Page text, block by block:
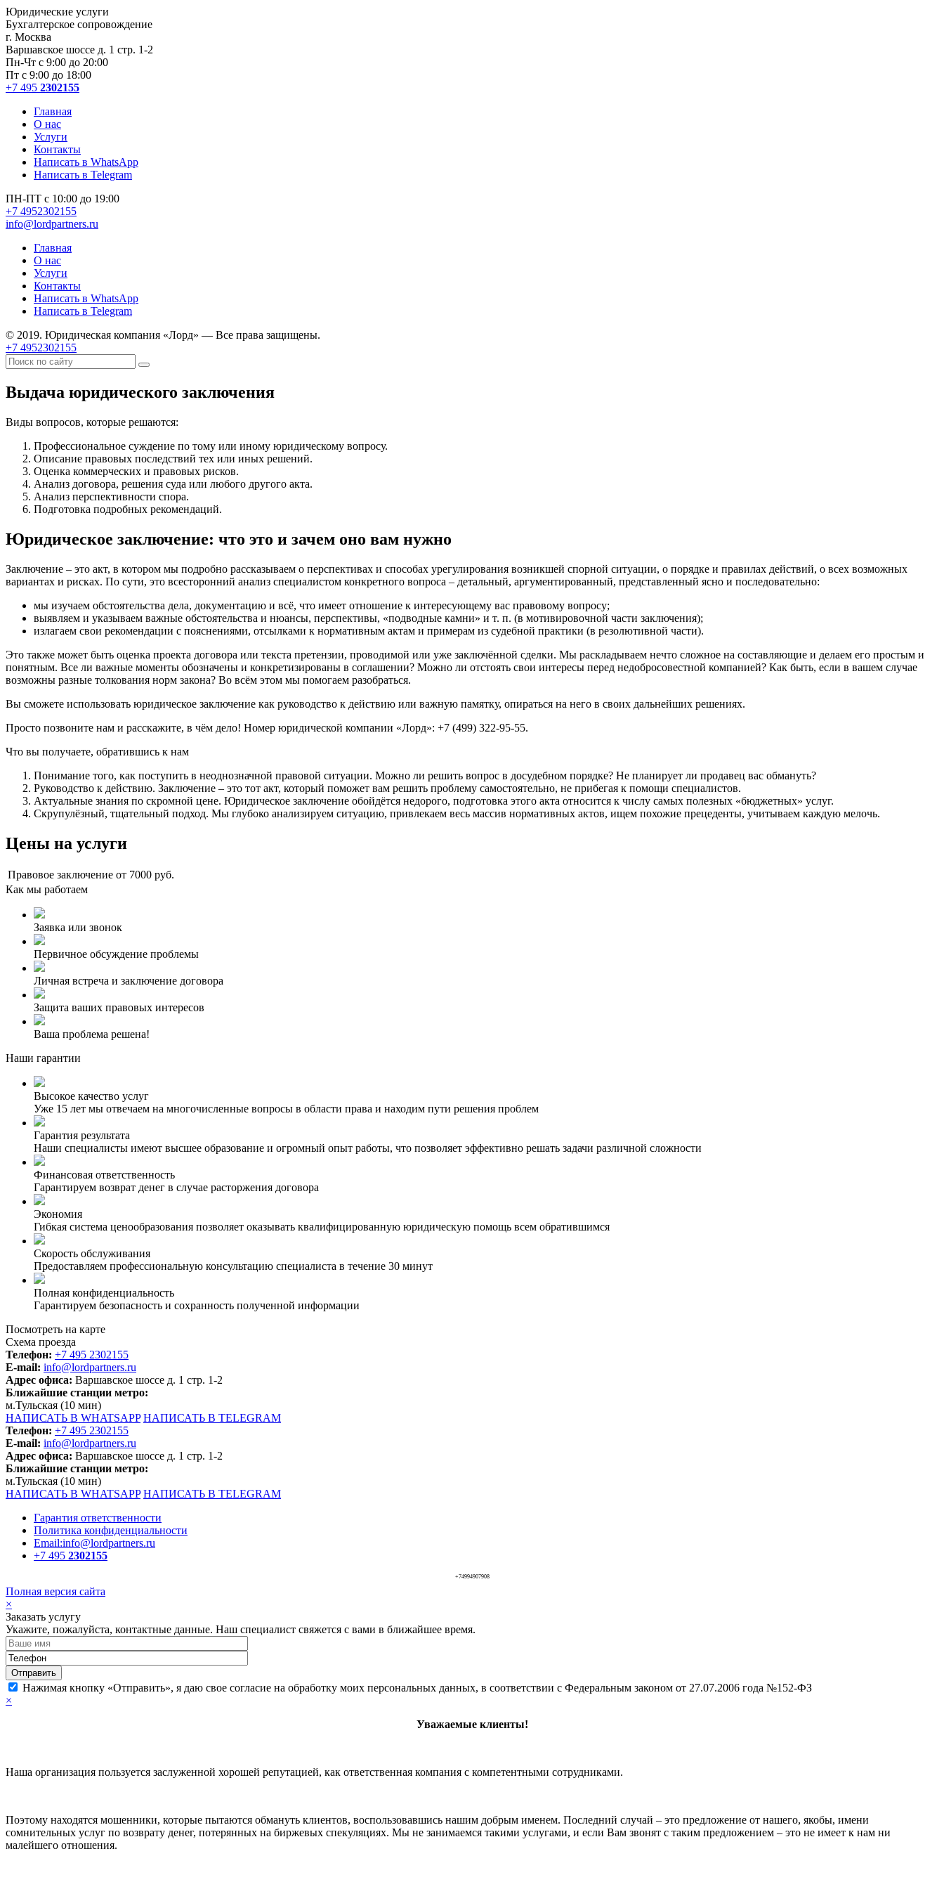
Юридические услуги
Бухгалтерское сопровождение
г. Москва
Варшавское шоссе д. 1 стр. 1-2
Пн-Чт с 9:00 до 20:00
Пт с 9:00 до 18:00
+7 495 2302155
Главная
О нас
Услуги
Контакты
Написать в WhatsApp
Написать в Telegram
ПН-ПТ с 10:00 до 19:00
+7 4952302155
info@lordpartners.ru
Главная
О нас
Услуги
Контакты
Написать в WhatsApp
Написать в Telegram
© 2019. Юридическая компания «Лорд» — Все права защищены.
+7 4952302155
Выдача юридического заключения
Виды вопросов, которые решаются:
Профессиональное суждение по тому или иному юридическому вопросу.
Описание правовых последствий тех или иных решений.
Оценка коммерческих и правовых рисков.
Анализ договора, решения суда или любого другого акта.
Анализ перспективности спора.
Подготовка подробных рекомендаций.
Юридическое заключение: что это и зачем оно вам нужно
Заключение – это акт, в котором мы подробно рассказываем о перспективах и способах урегулирования возникшей спорной ситуации, о порядке и правилах действий, о всех возможных
вариантах и рисках. По сути, это всесторонний анализ специалистом конкретного вопроса – детальный, аргументированный, представленный ясно и последовательно:
мы изучаем обстоятельства дела, документацию и всё, что имеет отношение к интересующему вас правовому вопросу;
выявляем и указываем важные обстоятельства и нюансы, перспективы, «подводные камни» и т. п. (в мотивировочной части заключения);
излагаем свои рекомендации с пояснениями, отсылками к нормативным актам и примерам из судебной практики (в резолютивной части).
Это также может быть оценка проекта договора или текста претензии, проводимой или уже заключённой сделки. Мы раскладываем нечто сложное на составляющие и делаем его простым и
понятным. Все ли важные моменты обозначены и конкретизированы в соглашении? Можно ли отстоять свои интересы перед недобросовестной компанией? Как быть, если в вашем случае
возможны разные толкования норм закона? Во всём этом мы помогаем разобраться.
Вы сможете использовать юридическое заключение как руководство к действию или важную памятку, опираться на него в своих дальнейших решениях.
Просто позвоните нам и расскажите, в чём дело! Номер юридической компании «Лорд»: +7 (499) 322-95-55.
Что вы получаете, обратившись к нам
Понимание того, как поступить в неоднозначной правовой ситуации. Можно ли решить вопрос в досудебном порядке? Не планирует ли продавец вас обмануть?
Руководство к действию. Заключение – это тот акт, который поможет вам решить проблему самостоятельно, не прибегая к помощи специалистов.
Актуальные знания по скромной цене. Юридическое заключение обойдётся недорого, подготовка этого акта относится к числу самых полезных «бюджетных» услуг.
Скрупулёзный, тщательный подход. Мы глубоко анализируем ситуацию, привлекаем весь массив нормативных актов, ищем похожие прецеденты, учитываем каждую мелочь.
Цены на услуги
Правовое заключение от 7000 руб.
Как мы работаем
Заявка или звонок
Первичное обсуждение проблемы
Личная встреча и заключение договора
Защита ваших правовых интересов
Ваша проблема решена!
Наши гарантии
Высокое качество услуг
Уже 15 лет мы отвечаем на многочисленные вопросы в области права и находим пути решения проблем
Гарантия результата
Наши специалисты имеют высшее образование и огромный опыт работы, что позволяет эффективно решать задачи различной сложности
Финансовая ответственность
Гарантируем возврат денег в случае расторжения договора
Экономия
Гибкая система ценообразования позволяет оказывать квалифицированную юридическую помощь всем обратившимся
Скорость обслуживания
Предоставляем профессиональную консультацию специалиста в течение 30 минут
Полная конфиденциальность
Гарантируем безопасность и сохранность полученной информации
Посмотреть на карте
Схема проезда
Телефон: +7 495 2302155
E-mail: info@lordpartners.ru
Адрес офиса: Варшавское шоссе д. 1 стр. 1-2
Ближайшие станции метро:
м.Тульская (10 мин)
НАПИСАТЬ В WHATSAPP НАПИСАТЬ В TELEGRAM
Телефон: +7 495 2302155
E-mail: info@lordpartners.ru
Адрес офиса: Варшавское шоссе д. 1 стр. 1-2
Ближайшие станции метро:
м.Тульская (10 мин)
НАПИСАТЬ В WHATSAPP НАПИСАТЬ В TELEGRAM
Гарантия ответственности
Политика конфиденциальности
Email:info@lordpartners.ru
+7 495 2302155
+74994907908
Полная версия сайта
×
Заказать услугу
Укажите, пожалуйста, контактные данные. Наш специалист свяжется с вами в ближайшее время.
Нажимая кнопку «Отправить», я даю свое согласие на обработку моих персональных данных, в соответствии с Федеральным законом от 27.07.2006 года №152-ФЗ
×
Уважаемые клиенты!
Наша организация пользуется заслуженной хорошей репутацией, как ответственная компания с компетентными сотрудниками.
Поэтому находятся мошенники, которые пытаются обмануть клиентов, воспользовавшись нашим добрым именем. Последний случай – это предложение от нашего, якобы, имени
сомнительных услуг по возврату денег, потерянных на биржевых спекуляциях. Мы не занимаемся такими услугами, и если Вам звонят с таким предложением – это не имеет к нам ни
малейшего отношения.